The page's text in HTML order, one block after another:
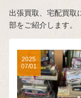
出張買取、宅配買取
部をご紹介します。
2025
07/01